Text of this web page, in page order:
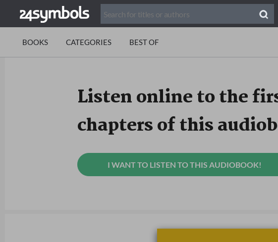
BOOKS CATEGORIES BEST OF
Listen online to the
chapters of this
I WANT TO LISTEN TO THIS AUDIOBOOK!